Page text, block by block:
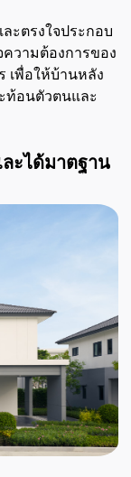
ะตรงใจประกอบ
ความต้องการของ
เพื่อให้บ้านหลัง
ท้อนตัวตนและ
ะได้มาตฐาน